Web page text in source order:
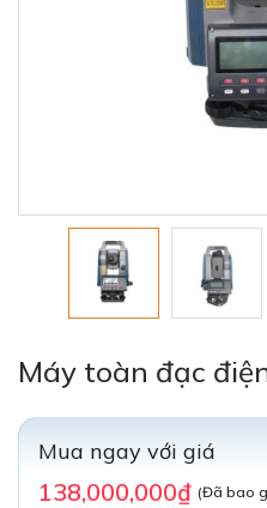
Máy toàn đạc
Mua ngay với giá
138,000,000₫ (Đã bao